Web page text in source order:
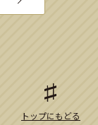
トップにもどる